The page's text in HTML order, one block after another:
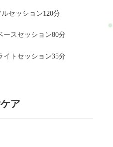
セッション120分
ースセッション80分
イトセッション35分
ア